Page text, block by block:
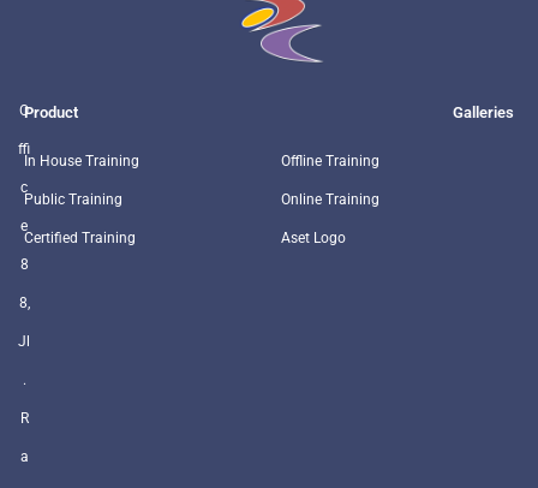
O
ffi
c
e
8
8,
Jl
.
R
a
Product
In House Training
Public Training
Certified Training
Galleries
Offline Training
Online Training
Aset Logo